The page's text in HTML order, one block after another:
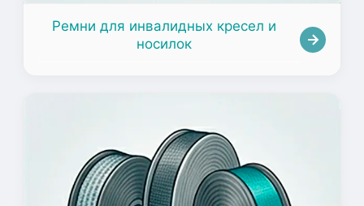
Ремни для инвалидных кресел и
носилок